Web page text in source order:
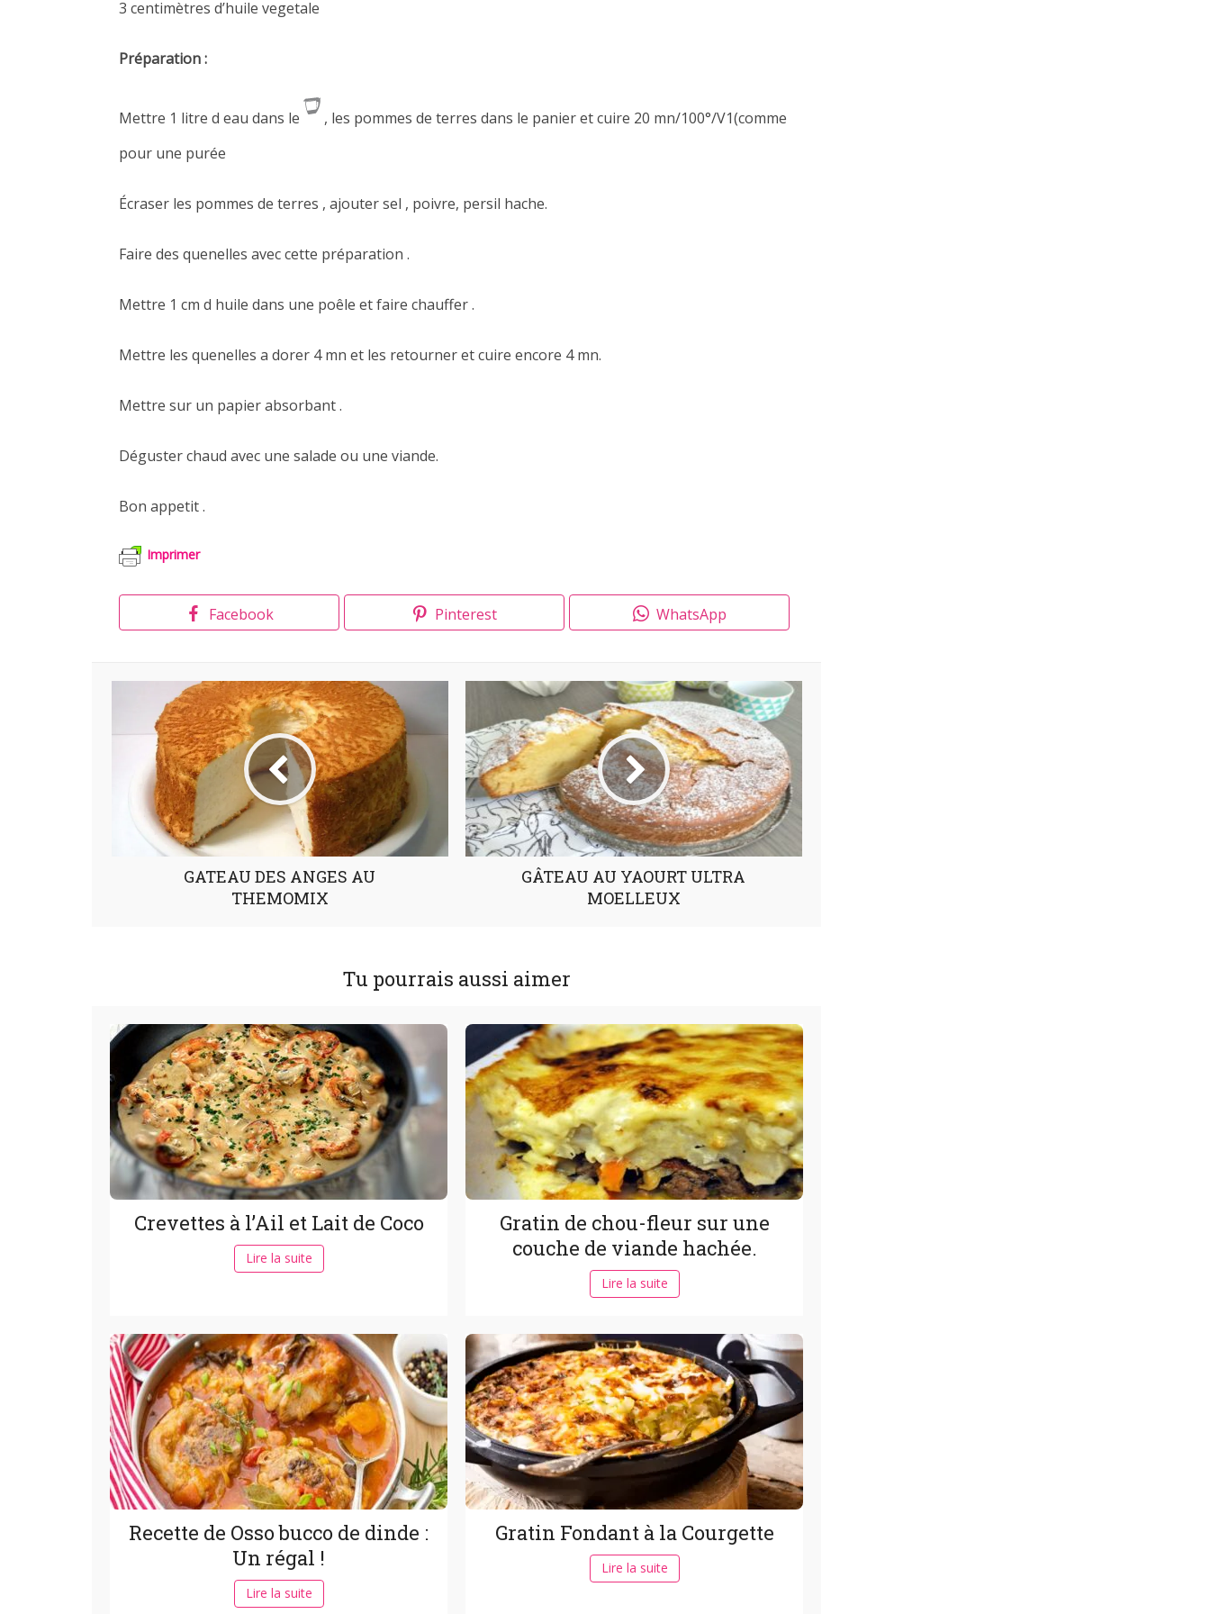
3 centimètres d’huile vegetale
Préparation :
Mettre 1 litre d eau dans le
, les pommes de terres dans le panier et cuire 20 mn/100°/V1(comme
pour une purée
Écraser les pommes de terres , ajouter sel , poivre, persil hache.
Faire des quenelles avec cette préparation .
Mettre 1 cm d huile dans une poêle et faire chauffer .
Mettre les quenelles a dorer 4 mn et les retourner et cuire encore 4 mn.
Mettre sur un papier absorbant .
Déguster chaud avec une salade ou une viande.
Bon appetit .
Imprimer
Facebook Pinterest WhatsApp
GATEAU DES ANGES AU
THEMOMIX
GÂTEAU AU YAOURT ULTRA
MOELLEUX
Tu pourrais aussi aimer
Crevettes à l’Ail et Lait de Coco
Lire la suite
Gratin de chou-fleur sur une
couche de viande hachée.
Lire la suite
Recette de Osso bucco de dinde :
Un régal !
Lire la suite
Gratin Fondant à la Courgette
Lire la suite